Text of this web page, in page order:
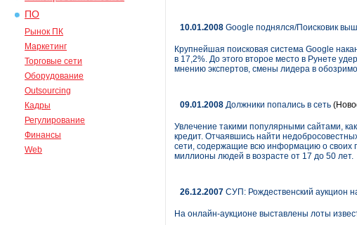
ПО
Рынок ПК
Маркетинг
Торговые сети
Оборудование
Outsourcing
Кадры
Регулирование
Финансы
Web
10.01.2008 Google поднялся/Поисковик
Крупнейшая поисковая система Google
в 17,2%. До этого второе место в Рунете
мнению экспертов, смены лидера в
09.01.2008 Должники попались в сеть
Увлечение такими популярными сайтами,
кредит. Отчаявшись найти
сети, содержащие всю информацию о своих
миллионы людей в возрасте от 17 до 50 лет.
26.12.2007 СУП: Рождественский аукцион
На онлайн-аукционе выставлены лоты